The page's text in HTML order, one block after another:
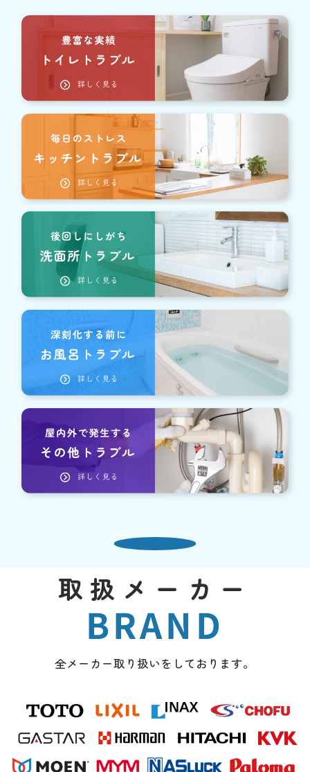
取扱メーカー
BRAND
全メーカー取り扱いをしております。